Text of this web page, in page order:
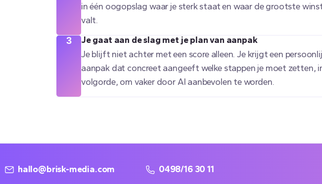
in één oogopslag waar je sterk staat en waar de grootste
valt.
3
Je gaat aan de slag met je plan van aanpak
Je blijft niet achter met een score alleen. Je krijgt een
aanpak dat concreet aangeeft welke stappen je moet zetten,
volgorde, om vaker door AI aanbevolen te worden.
hallo@brisk-media.com 0498/16 30 11